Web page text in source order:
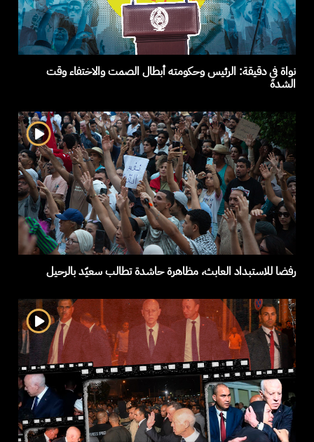
نواة في دقيقة: الرئيس وحكومته أبطال الصمت والاختفاء وقت
الشدة
رفضا للاستبداد العابث، مظاهرة حاشدة تطالب سعيّد بالرحيل